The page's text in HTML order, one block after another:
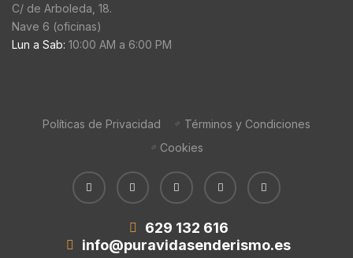
C/ de Arboleda, 18.
Nave 6 (oficinas)
Lun a Sab: 10:00 AM a 6:00 PM
Políticas de Privacidad
Términos y Condiciones
Cookies
629 132 616
info@puravidasenderismo.es